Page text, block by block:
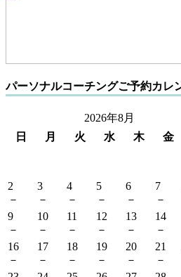
パーソナルコーチングご予約カレ
2026年8月
日
月 火 水 木 金
2
－
3
－
4
－
5
－
6
－
7
－
9
－
10
－
11
－
12
－
13
－
14
－
16
－
17
－
18
－
19
－
20
－
21
－